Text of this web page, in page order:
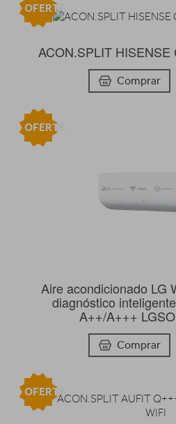
ACON.SPLIT
Comprar
OFERTA
Aire acondicionado LG
diagnóstico
A++/A+++
Comprar
OFERTA
OFERTA